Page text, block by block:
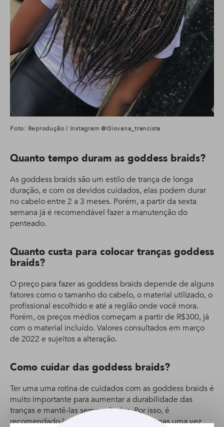
Foto: Reprodução | Instagram @giovana_trancista
Quanto tempo duram as goddess braids?
As goddess braids são um estilo de trança de longa
duração, e com os devidos cuidados, elas podem durar
no cabelo entre 2 a 3 meses. Porém, a partir da sexta
semana já é recomendável fazer a manutenção do
penteado.
Quanto custa para colocar tranças goddess
braids?
O preço para fazer as goddess braids depende de alguns
fatores como o tamanho do cabelo, o material utilizado, o
profissional escolhido e até a região onde você mora.
Porém, os preços médios começam a partir de R$300, já
com o material incluído. Valores consultados em março
de 2022 e sujeitos a alteração.
Como cuidar das goddess braids?
Ter uma uma rotina de cuidados com as goddess braids é
muito importante para aumentar a durabilidade das
tranças e mantê-las sempre lindas. Por isso, é
recomendado lavar o couro cabeludo apenas uma vez